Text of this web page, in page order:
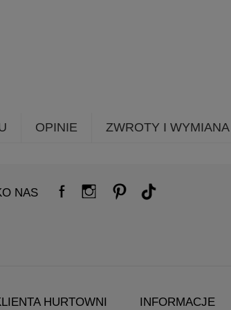
OPINIE ZWROTY I WYMIANA
NAS
HURTOWNI INFORMACJE